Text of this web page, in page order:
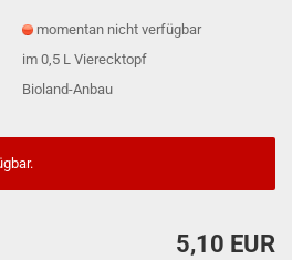
momentan nicht verfügbar
im 0,5 L Vierecktopf
Bioland-Anbau
5,10 EUR